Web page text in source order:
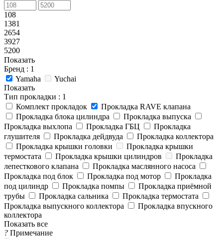
108
1381
2654
3927
5200
Показать
Бренд : 1
Yamaha
Yuchai
Показать
Тип прокладки : 1
Комплект прокладок
Прокладка RAVE клапана
Прокладка блока цилиндра
Прокладка выпуска
Прокладка выхлопа
Прокладка ГБЦ
Прокладка
глушителя
Прокладка дейдвуда
Прокладка коллектора
Прокладка крышки головки
Прокладка крышки
термостата
Прокладка крышки цилиндров
Прокладка
лепесткового клапана
Прокладка маслянного насоса
Прокладка под блок
Прокладка под мотор
Прокладка
под цилиндр
Прокладка помпы
Прокладка приёмной
трубы
Прокладка сальника
Прокладка термостата
Прокладка выпускного коллектора
Прокладка впускного
коллектора
Показать все
? Примечание